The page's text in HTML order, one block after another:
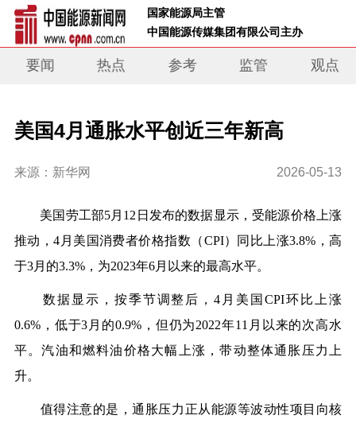
国家能源局主管
中国能源传媒集团有限公司主办
要闻 热点 参考 监管 观点
美国4月通胀水平创近三年新高
来源：新华网 2026-05-13
美国劳工部5月12日发布的数据显示，受能源价格上涨
推动，4月美国消费者价格指数（CPI）同比上涨3.8%，高
于3月的3.3%，为2023年6月以来的最高水平。
数据显示，按季节调整后，4月美国CPI环比上涨
0.6%，低于3月的0.9%，但仍为2022年11月以来的次高水
平。汽油和燃料油价格大幅上涨，带动整体通胀压力上
升。
值得注意的是，通胀压力正从能源等波动性项目向核